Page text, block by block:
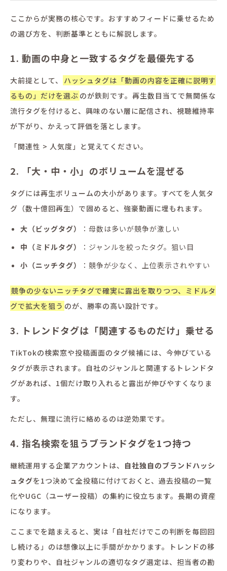
ここからが実務の核心です。おすすめフィードに乗せるため
の選び方を、判断基準とともに解説します。
1. 動画の中身と一致するタグを最優先する
大前提として、
ハッシュタグは「動画の内容を正確に説明す
るもの」だけを選ぶ のが鉄則です。再生数目当てで無関係な
流行タグを付けると、興味のない層に配信され、視聴維持率
が下がり、かえって評価を落とします。
「関連性 > 人気度」と覚えてください。
2. 「大・中・小」のボリュームを混ぜる
タグには再生ボリュームの大小があります。すべてを人気タ
グ（数十億回再生）で固めると、強豪動画に埋もれます。
大（ビッグタグ）
：母数は多いが競争が激しい
中（ミドルタグ）
：ジャンルを絞ったタグ。狙い目
小（ニッチタグ）
：競争が少なく、上位表示されやすい
競争の少ないニッチタグで確実に露出を取りつつ、ミドルタ
グで拡大を狙う のが、勝率の高い設計です。
3. トレンドタグは「関連するものだけ」乗せる
TikTokの検索窓や投稿画面のタグ候補には、今伸びている
タグが表示されます。自社のジャンルと関連するトレンドタ
グがあれば、1個だけ取り入れると露出が伸びやすくなりま
す。
ただし、無理に流行に絡めるのは逆効果です。
4. 指名検索を狙うブランドタグを1つ持つ
継続運用する企業アカウントは、 自社独自のブランドハッシ
ュタグを1つ決めて全投稿に付けておくと、過去投稿の一覧
化やUGC（ユーザー投稿）の集約に役立ちます。長期の資産
になります。
ここまでを踏まえると、実は「自社だけでこの判断を毎回回
し続ける」のは想像以上に手間がかかります。トレンドの移
り変わりや、自社ジャンルの適切なタグ選定は、担当者の勘